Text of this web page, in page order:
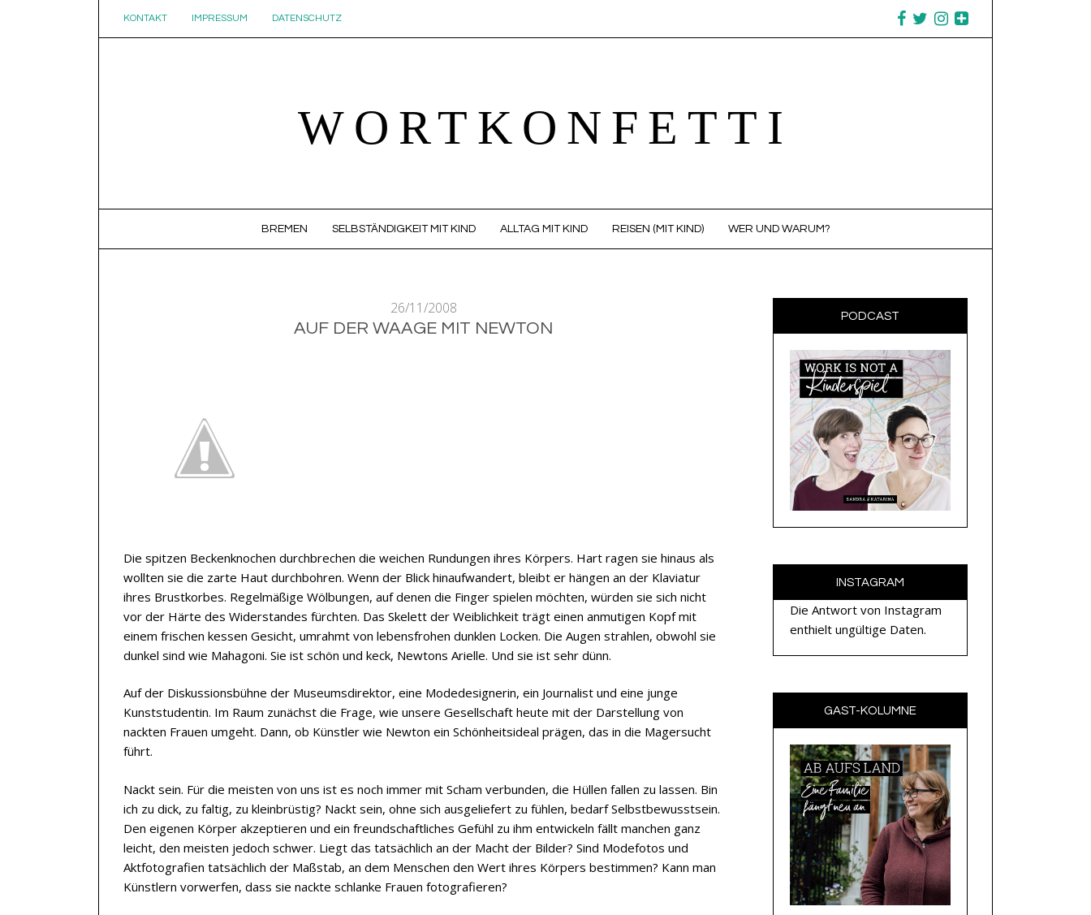
KONTAKT IMPRESSUM DATENSCHUTZ
WORTKONFETTI
BREMEN SELBSTÄNDIGKEIT MIT KIND ALLTAG MIT KIND REISEN (MIT KIND) WER UND WARUM?
26/11/2008
AUF DER WAAGE MIT NEWTON
Die spitzen Beckenknochen durchbrechen die weichen Rundungen ihres Körpers. Hart ragen sie hinaus als
wollten sie die zarte Haut durchbohren. Wenn der Blick hinaufwandert, bleibt er hängen an der Klaviatur
ihres Brustkorbes. Regelmäßige Wölbungen, auf denen die Finger spielen möchten, würden sie sich nicht
vor der Härte des Widerstandes fürchten. Das Skelett der Weiblichkeit trägt einen anmutigen Kopf mit
einem frischen kessen Gesicht, umrahmt von lebensfrohen dunklen Locken. Die Augen strahlen, obwohl sie
dunkel sind wie Mahagoni. Sie ist schön und keck, Newtons Arielle. Und sie ist sehr dünn.
Auf der Diskussionsbühne der Museumsdirektor, eine Modedesignerin, ein Journalist und eine junge
Kunststudentin. Im Raum zunächst die Frage, wie unsere Gesellschaft heute mit der Darstellung von
nackten Frauen umgeht. Dann, ob Künstler wie Newton ein Schönheitsideal prägen, das in die Magersucht
führt.
Nackt sein. Für die meisten von uns ist es noch immer mit Scham verbunden, die Hüllen fallen zu lassen. Bin
ich zu dick, zu faltig, zu kleinbrüstig? Nackt sein, ohne sich ausgeliefert zu fühlen, bedarf Selbstbewusstsein.
Den eigenen Körper akzeptieren und ein freundschaftliches Gefühl zu ihm entwickeln fällt manchen ganz
leicht, den meisten jedoch schwer. Liegt das tatsächlich an der Macht der Bilder? Sind Modefotos und
Aktfotografien tatsächlich der Maßstab, an dem Menschen den Wert ihres Körpers bestimmen? Kann man
Künstlern vorwerfen, dass sie nackte schlanke Frauen fotografieren?
PODCAST
INSTAGRAM
Die Antwort von Instagram
enthielt ungültige Daten.
GAST-KOLUMNE